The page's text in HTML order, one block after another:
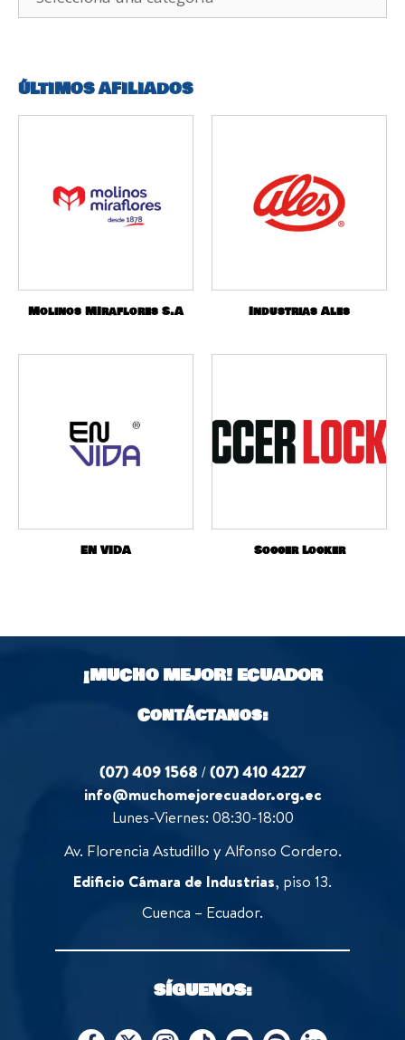
ÚLTIMOS AFILIADOS
Molinos MIraflores S.A Industrias Ales
EN VIDA Soccer Locker
¡MUCHO MEJOR!ECUADOR
Contáctanos:
(07) 409 1568 /(07) 410 4227
info@muchomejorecuador.org.ec
Lunes-Viernes: 08:30-18:00
Av. Florencia Astudillo y Alfonso Cordero.
Edificio Cámara de Industrias, piso 13.
Cuenca – Ecuador.
SÍGUENOS: